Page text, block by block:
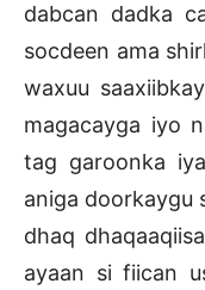
dabcan dadka
socdeen ama
waxuu
magacayga iyo
tag garoonka
aniga doorkaygu
dhaq
ayaan si fiican